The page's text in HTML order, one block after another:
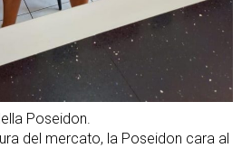
Poseidon.
del mercato, la Poseidon cara al